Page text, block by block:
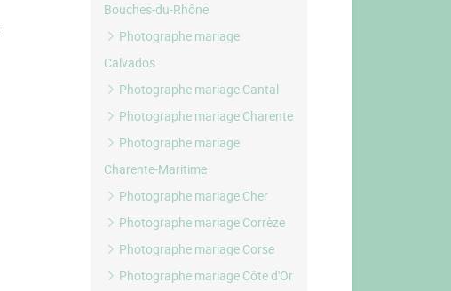
Bouches-du-Rhône
Photographe mariage
Calvados
Photographe mariage Cantal
Photographe mariage Charente
Photographe mariage
Charente-Maritime
Photographe mariage Cher
Photographe mariage Corrèze
Photographe mariage Corse
Photographe mariage Côte d'Or